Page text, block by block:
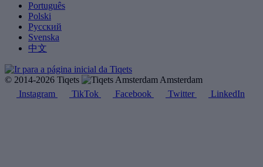
Português
Polski
Русский
Svenska
中文
© 2014-2026 Tiqets
Amsterdam
Instagram
TikTok Facebook Twitter LinkedIn